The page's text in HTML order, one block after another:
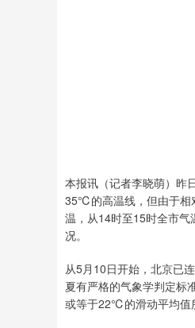
本报讯（记者李晓萌）昨
35℃的高温线，但由于相
温，从14时至15时全市
况。
从5月10日开始，北京已
夏有严格的气象学判定标
或等于22℃的滑动平均值